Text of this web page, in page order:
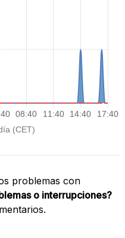
problemas con
o interrupciones?